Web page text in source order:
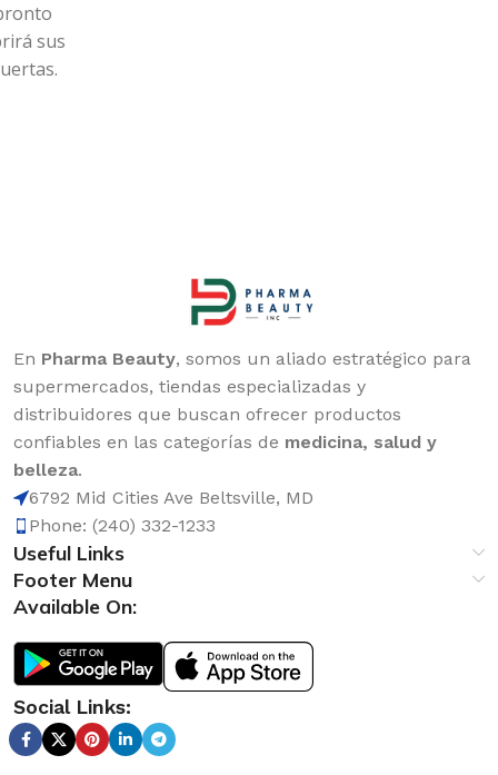
sus
En Pharma Beauty, somos un aliado estratégico para
supermercados, tiendas especializadas y
distribuidores que buscan ofrecer productos
confiables en las categorías de medicina, salud y
belleza.
6792 Mid Cities Ave Beltsville, MD
Phone: (240) 332-1233
Useful Links
Footer Menu
Available On:
Social Links: